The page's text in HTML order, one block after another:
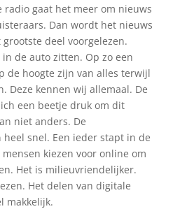
radio gaat het meer om nieuws
Dan wordt het nieuws
deel voorgelezen.
de auto zitten. Op zo een
de hoogte zijn van alles terwijl
Deze kennen wij allemaal. De
een beetje druk om dit
niet anders. De
snel. Een ieder stapt in de
kiezen voor online om
Het is milieuvriendelijker.
Het delen van digitale
makkelijk.